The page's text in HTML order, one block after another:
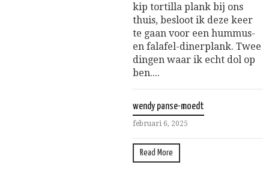
kip tortilla plank bij ons
thuis, besloot ik deze keer
te gaan voor een hummus-
en falafel-dinerplank. Twee
dingen waar ik echt dol op
ben....
wendy panse-moedt
februari 6, 2025
Read More